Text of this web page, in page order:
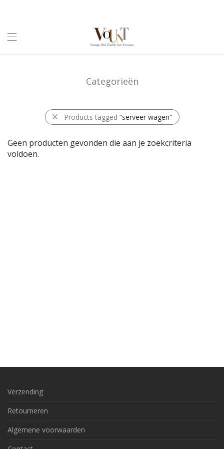
Categorieën
Products tagged “serveer wagen”
Geen producten gevonden die aan je zoekcriteria
voldoen.
Verzending
Retourneren
Algemene voorwaarden